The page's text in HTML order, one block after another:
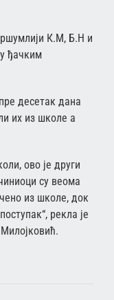
К.М, Б.Н и
ђачким
десетак дана
их из школе а
ово је други
су веома
из школе, док
рекла је